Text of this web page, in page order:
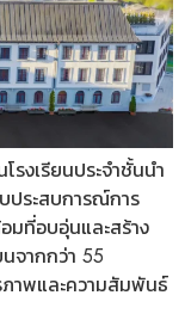
รงเรียนประจำชั้นนำ
ประสบการณ์การ
มที่อบอุ่นและสร้าง
จากกว่า 55
าพและความสัมพันธ์